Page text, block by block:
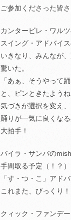
ご参加くださった皆
カンタービレ・ワル
スイング・アドバイス
いきなり、みんなが
驚いた。
「あぁ、そうやって
と、ピンときたようね
気づきが選択を変え、
踊りが一気に良くなる
大拍手！
バイラ・サンバの
手間取る予定（！？
「す・つ・こ」アド
これまた、びっくり！
クィック・ファンデ